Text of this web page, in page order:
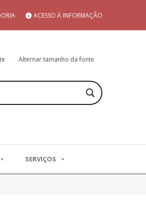
ACESSO À INFORMAÇÃO
Alternar tamanho da fonte
SERVIÇOS